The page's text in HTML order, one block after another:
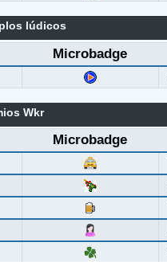
lúdicos
Microbadge
Wkr
Microbadge